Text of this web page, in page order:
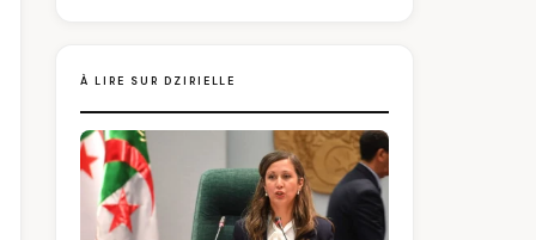
À LIRE SUR DZIRIELLE